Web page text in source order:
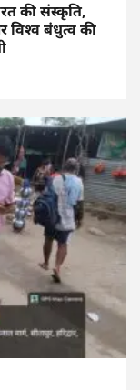
की संस्कृति,
विश्व बंधुत्व की